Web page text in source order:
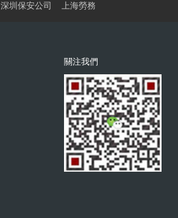
深圳保安公司 上海勞務
關注我們